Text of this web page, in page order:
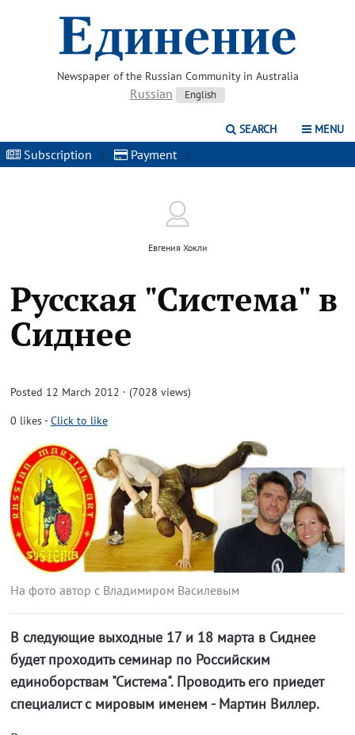
Newspaper of the Russian Community in Australia
Russian English
SEARCH MENU
Subscription | Payment |
Евгения Хокли
Русская "Система" в
Сиднее
Posted 12 March 2012 · (7028 views)
0 likes-Click to like
На фото автор с Владимиром Василевым
В следующие выходные 17 и 18 марта в Сиднее
будет проходить семинар по Российским
единоборствам "Система". Проводить его приедет
специалист с мировым именем - Мартин Виллер.